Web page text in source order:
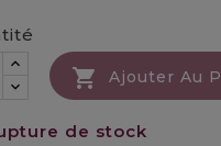
 Ajouter Au
de stock